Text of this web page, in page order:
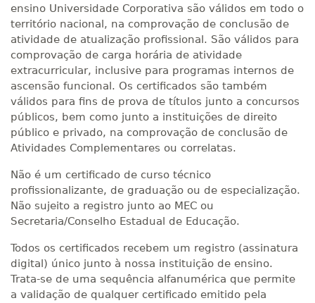
ensino Universidade Corporativa são válidos em todo o
território nacional, na comprovação de conclusão de
atividade de atualização profissional. São válidos para
comprovação de carga horária de atividade
extracurricular, inclusive para programas internos de
ascensão funcional. Os certificados são também
válidos para fins de prova de títulos junto a concursos
públicos, bem como junto a instituições de direito
público e privado, na comprovação de conclusão de
Atividades Complementares ou correlatas.
Não é um certificado de curso técnico
profissionalizante, de graduação ou de especialização.
Não sujeito a registro junto ao MEC ou
Secretaria/Conselho Estadual de Educação.
Todos os certificados recebem um registro (assinatura
digital) único junto à nossa instituição de ensino.
Trata-se de uma sequência alfanumérica que permite
a validação de qualquer certificado emitido pela